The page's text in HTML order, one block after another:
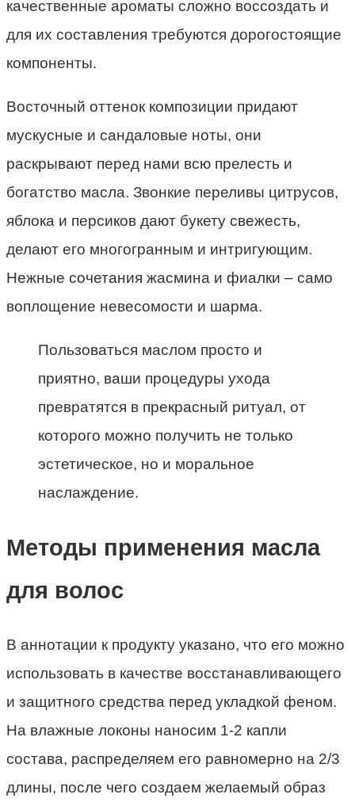
качественные ароматы сложно воссоздать и
для их составления требуются дорогостоящие
компоненты.
Восточный оттенок композиции придают
мускусные и сандаловые ноты, они
раскрывают перед нами всю прелесть и
богатство масла. Звонкие переливы цитрусов,
яблока и персиков дают букету свежесть,
делают его многогранным и интригующим.
Нежные сочетания жасмина и фиалки – само
воплощение невесомости и шарма.
Пользоваться маслом просто и
приятно, ваши процедуры ухода
превратятся в прекрасный ритуал, от
которого можно получить не только
эстетическое, но и моральное
наслаждение.
Методы применения масла
для волос
В аннотации к продукту указано, что его можно
использовать в качестве восстанавливающего
и защитного средства перед укладкой феном.
На влажные локоны наносим 1-2 капли
состава, распределяем его равномерно на 2/3
длины, после чего создаем желаемый образ